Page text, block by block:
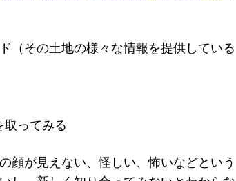
（その土地の様々な情報を提供している
取ってみる
顔が見えない、怪しい、怖いなどという